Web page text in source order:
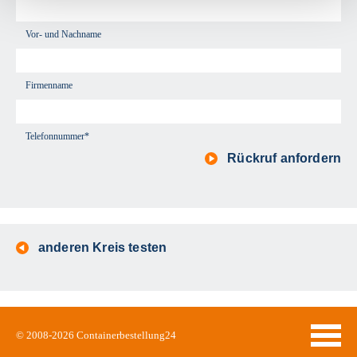
Vor- und Nachname
Firmenname
Telefonnummer*
Rückruf anfordern
anderen Kreis testen
© 2008-2026 Containerbestellung24